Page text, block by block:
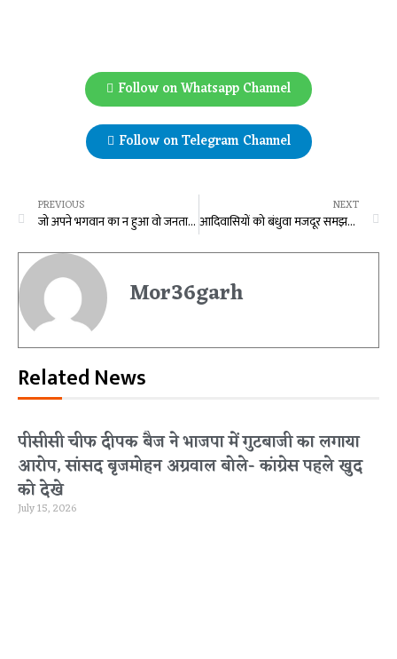
Follow on Whatsapp Channel
Follow on Telegram Channel
PREVIOUS
जो अपने भगवान का न हुआ वो जनता का क्या होगा – सोमनाथ यादव
NEXT
आदिवासियों को बंधुवा मजदूर समझती है कांग्रेस : मुख्यमंत्री विष्णुदेव साय
Mor36garh
Related News
पीसीसी चीफ दीपक बैज ने भाजपा में गुटबाजी का लगाया
आरोप, सांसद बृजमोहन अग्रवाल बोले- कांग्रेस पहले खुद
को देखे
July 15, 2026